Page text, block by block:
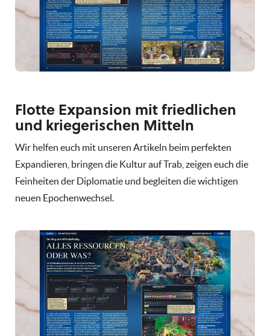
Flotte Expansion mit friedlichen
und kriegerischen Mitteln
Wir helfen euch mit unseren Artikeln beim perfekten
Expandieren, bringen die Kultur auf Trab, zeigen euch die
Feinheiten der Diplomatie und begleiten die wichtigen
neuen Epochenwechsel.